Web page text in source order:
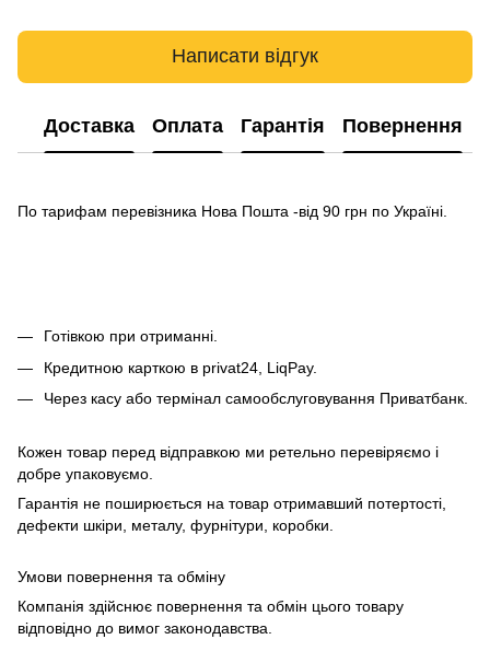
Написати відгук
Доставка Оплата Гарантія Повернення
По тарифам перевізника Нова Пошта -від 90 грн по Україні.
Готівкою при отриманні.
Кредитною карткою в privat24, LiqPay.
Через касу або термінал самообслуговування Приватбанк.
Кожен товар перед відправкою ми ретельно перевіряємо і
добре упаковуємо.
Гарантія не поширюється на товар отримавший потертості,
дефекти шкіри, металу, фурнітури, коробки.
Умови повернення та обміну
Компанія здійснює повернення та обмін цього товару
відповідно до вимог законодавства.